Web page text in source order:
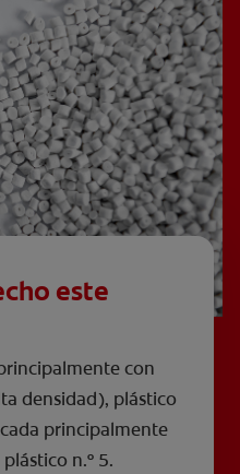
este
con
densidad), plástico
principalmente
n.º 5.